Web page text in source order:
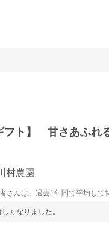
フト】 甘さあふれ
村農園
さんは、過去1年間で平均して
くなりました。